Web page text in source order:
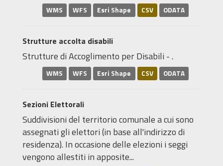
WMS WFS Esri Shape CSV ODATA
Strutture accolta disabili
Strutture di Accoglimento per Disabili - .
WMS WFS Esri Shape CSV ODATA
Sezioni Elettorali
Suddivisioni del territorio comunale a cui sono
assegnati gli elettori (in base all'indirizzo di
residenza). In occasione delle elezioni i seggi
vengono allestiti in apposite...